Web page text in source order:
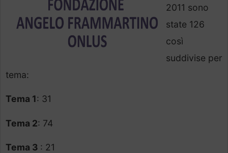
2011 sono
state 126
così
suddivise per
tema:
Tema 1: 31
Tema 2: 74
Tema 3 : 21